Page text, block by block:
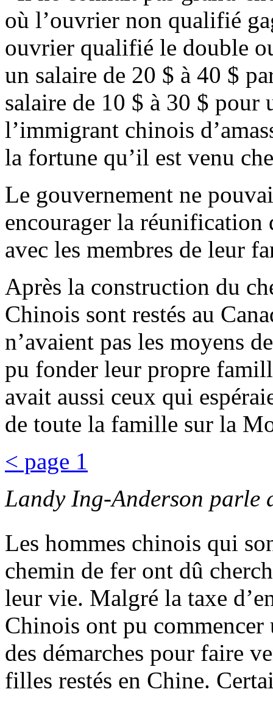
où l’ouvrier non qualifié
ouvrier qualifié le double
un salaire de 20 $ à 40 $
salaire de 10 $ à 30 $ pour
l’immigrant chinois
la fortune qu’il est venu
Le gouvernement ne
encourager la réunification
avec les membres de leur
Après la construction du
Chinois sont restés au
n’avaient pas les moyens
pu fonder leur propre
avait aussi ceux qui
de toute la famille sur la
< page 1
Landy Ing-Anderson parle
Les hommes chinois qui
chemin de fer ont dû
leur vie. Malgré la taxe
Chinois ont pu
des démarches pour faire
filles restés en Chine.